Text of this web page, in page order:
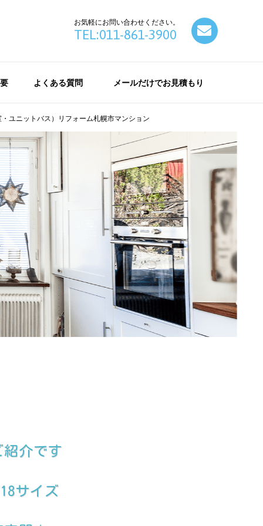
お気軽にお問い合わせください。
TEL:011-861-3900
よくある質問 メールだけでお見積もり
ユニットバス）リフォーム札幌市マンション
介です
サイズ